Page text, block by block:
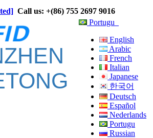
Call us: +(86) 755 2697 9016
Portugu
English
Arabic
French
Italian
Japanese
한국어
Deutsch
Español
Nederlands
Portugu
Russian